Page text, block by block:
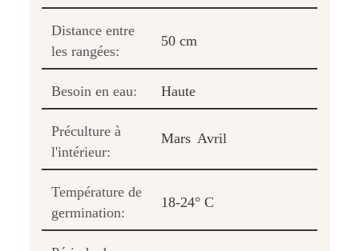
Distance entre
les rangées:
50 cm
Besoin en eau: Haute
Préculture à
l'intérieur:
Mars Avril
Température de
germination:
18-24° C